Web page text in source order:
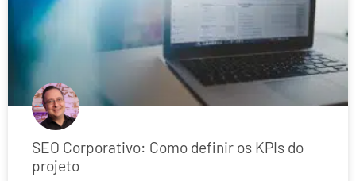
SEO Corporativo: Como definir os KPIs do
projeto